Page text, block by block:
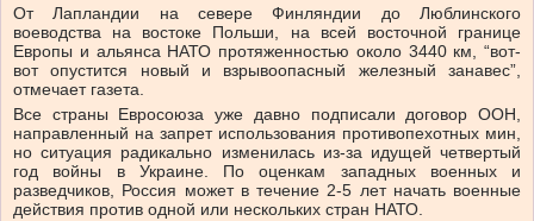
От Лапландии на севере Финляндии до Люблинского
воеводства на востоке Польши, на всей восточной границе
Европы и альянса НАТО протяженностью около 3440 км, “вот-
вот опустится новый и взрывоопасный железный занавес”,
отмечает газета.
Все страны Евросоюза уже давно подписали договор ООН,
направленный на запрет использования противопехотных мин,
но ситуация радикально изменилась из-за идущей четвертый
год войны в Украине. По оценкам западных военных и
разведчиков, Россия может в течение 2-5 лет начать военные
действия против одной или нескольких стран НАТО.